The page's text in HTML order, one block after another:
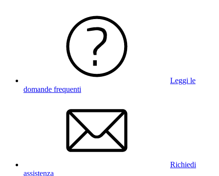
Leggi le
domande frequenti
Richiedi
assistenza